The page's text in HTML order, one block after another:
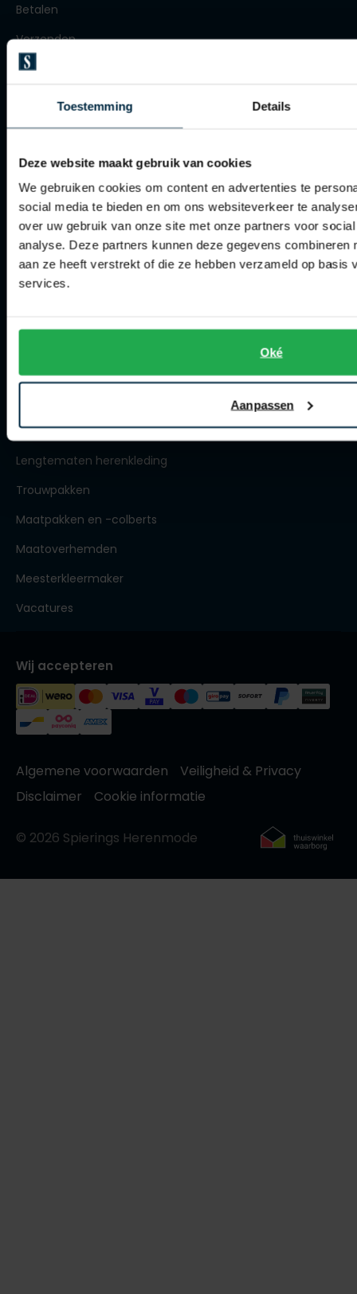
Toestemming Details
Deze website maakt gebruik van cookies
We gebruiken cookies om content en advertenties te
social media te bieden en om ons websiteverkeer te
over uw gebruik van onze site met onze partners voor
analyse. Deze partners kunnen deze gegevens combineren
aan ze heeft verstrekt of die ze hebben verzameld op basis
services.
Oké
Aanpassen
Roy Robson
Secrid
State of Art
Superdry
Thomas Maine
Tommy Hilfiger
Betalen
Verzenden
Retourneren
Klachtenafhandeling
Actievoorwaarden
Artikelonderhoud
Winkel
Winkel
Openingstijden
Collecties herenkleding
Lengtematen herenkleding
Trouwpakken
Maatpakken en -colberts
Maatoverhemden
Meesterkleermaker
Vacatures
Wij accepteren
Algemene voorwaarden
Veiligheid & Privacy
Disclaimer
Cookie informatie
© 2026 Spierings Herenmode